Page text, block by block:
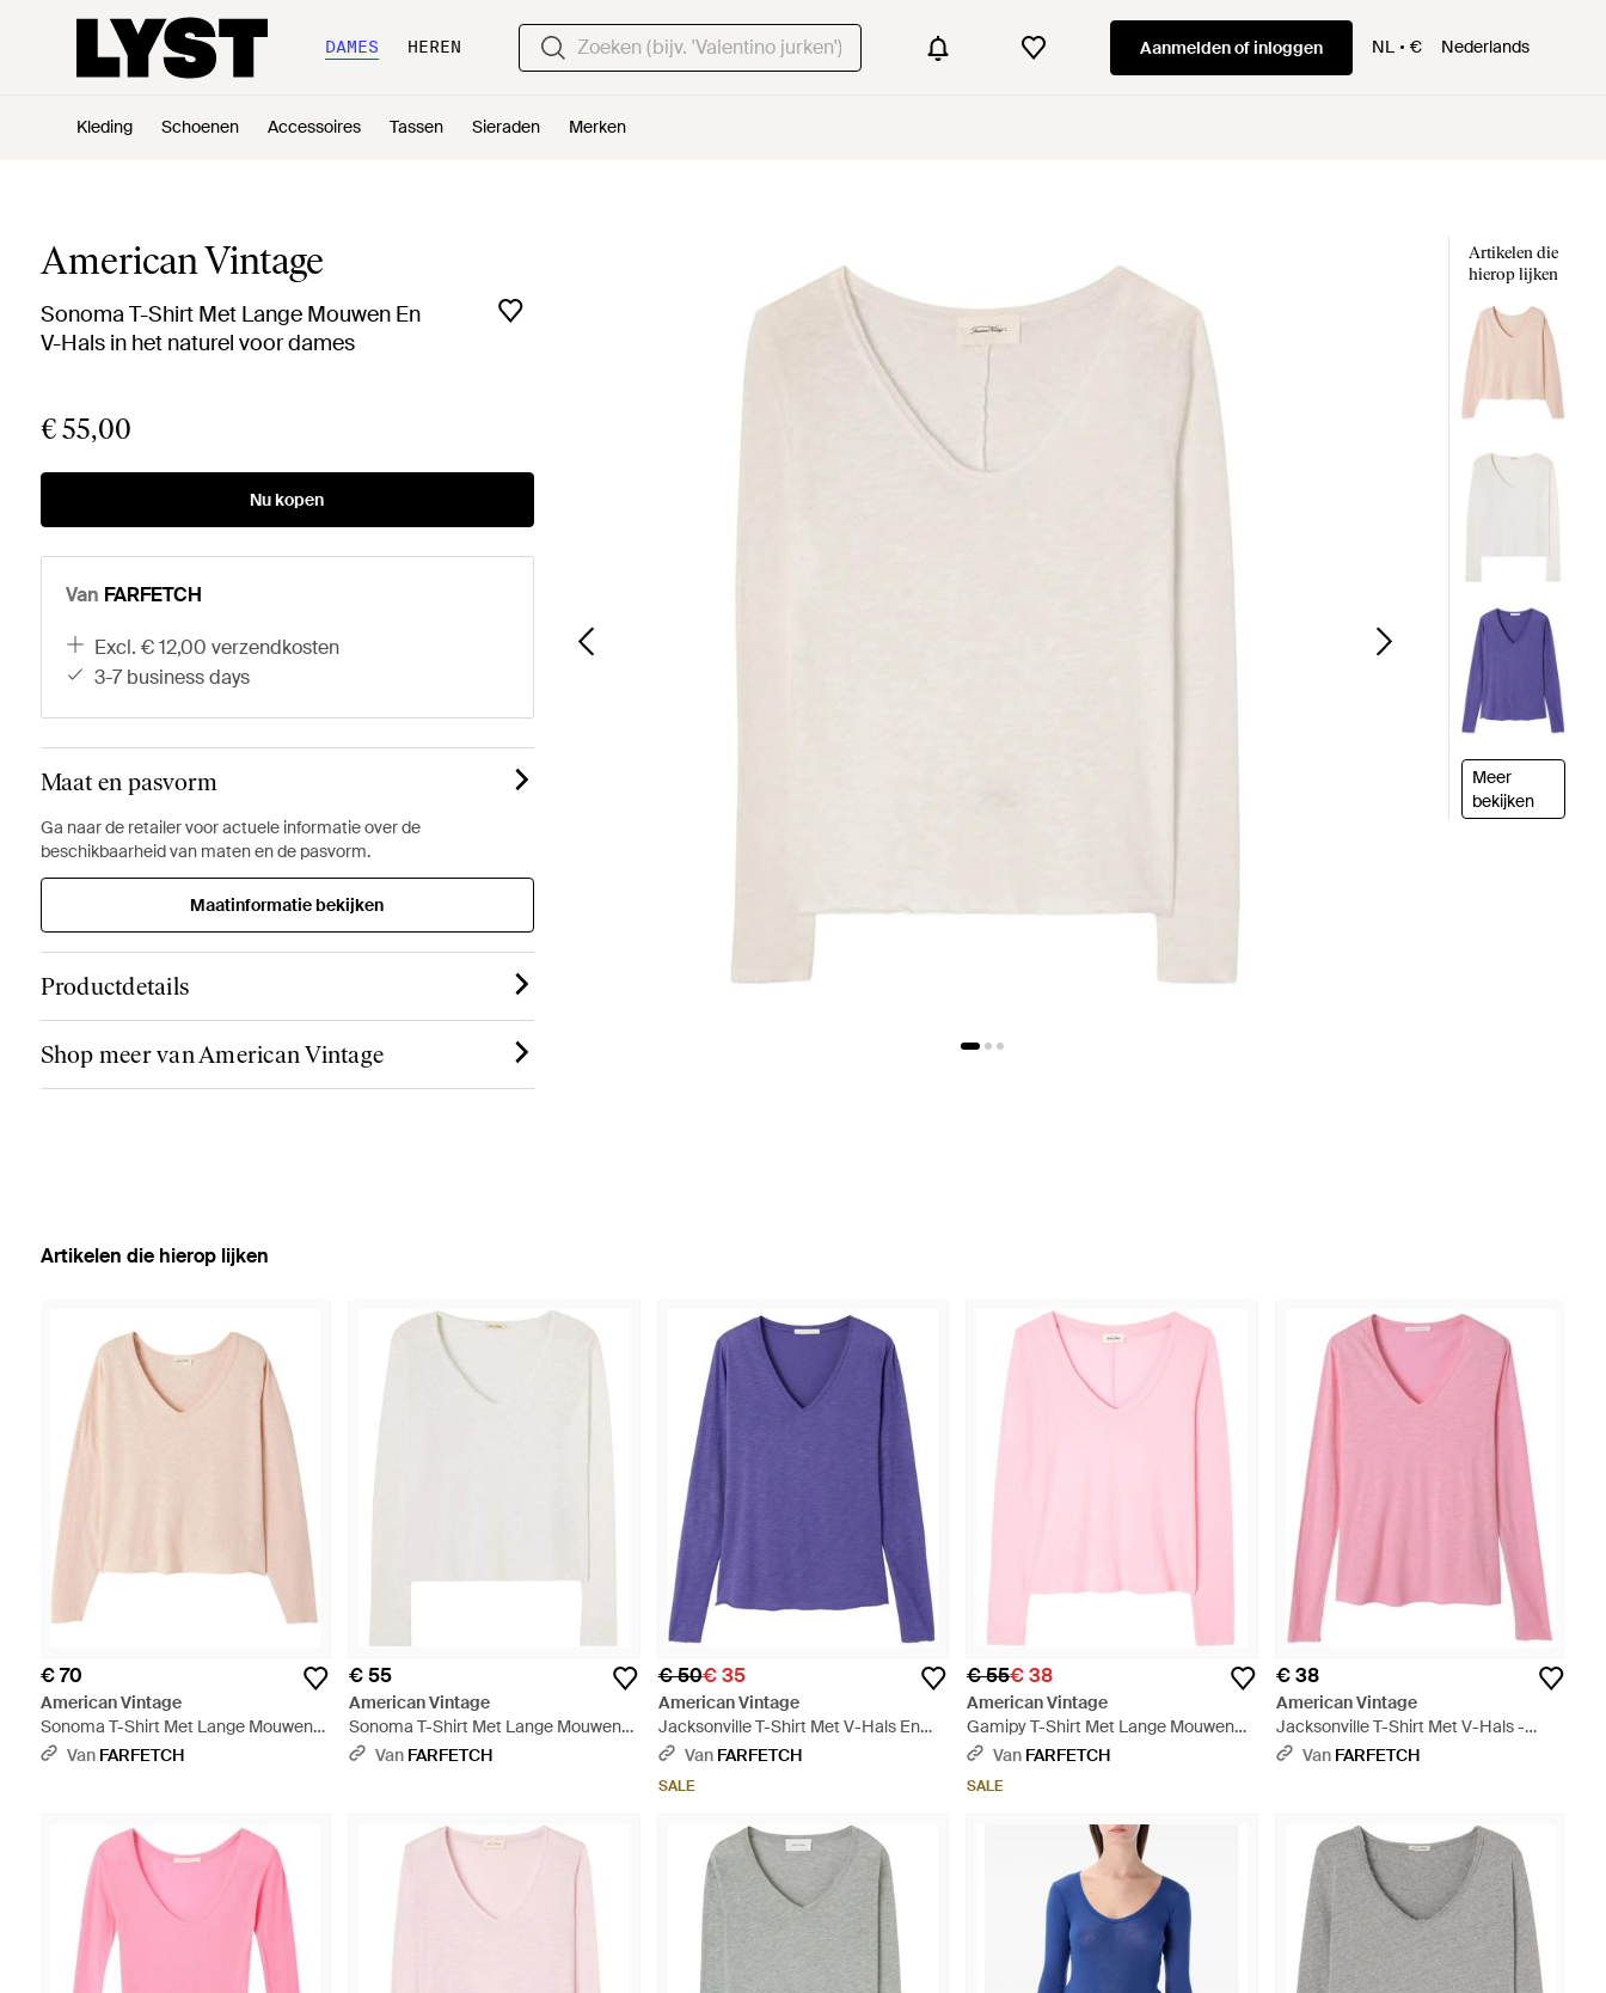
DAMES HEREN Aanmelden of inloggen NL € Nederlands
Kleding Schoenen Accessoires Tassen Sieraden Merken
American Vintage
Sonoma T-Shirt Met Lange Mouwen En
V-Hals in het naturel voor dames
€ 55,00
Nu kopen
Van FARFETCH
excl. € 12,00 verzendkosten
3-7 business days
Maat en pasvorm
Ga naar de retailer voor actuele informatie over de
beschikbaarheid van maten en de pasvorm.
Maatinformatie bekijken
Productdetails
Shop meer van American Vintage
Artikelen die
hierop lijken
Meer
bekijken
Artikelen die hierop lijken
€ 70
American Vintage
Sonoma T-Shirt Met Lange Mouwen
En V-Hals - Roze
Van FARFETCH
€ 55
American Vintage
Sonoma T-Shirt Met Lange Mouwen
En V-Hals - Wit
Van FARFETCH
€ 50€ 35
American Vintage
Jacksonville T-Shirt Met V-Hals En
Lange Mouwen - Paars
Van FARFETCH
SALE
€ 55€ 38
American Vintage
Gamipy T-Shirt Met Lange Mouwen
En V-Hals - Roze
Van FARFETCH
SALE
€ 38
American Vintage
Jacksonville T-Shirt Met V-Hals -
RozeVan FARFETCH